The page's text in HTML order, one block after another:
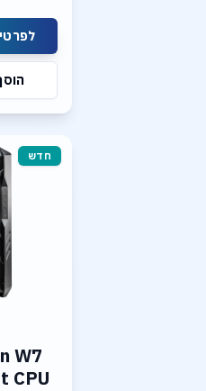
PCIe
חדש
W7
CPU